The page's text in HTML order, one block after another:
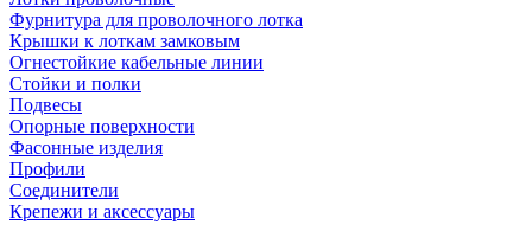
Фурнитура для проволочного лотка
Крышки к лоткам замковым
Огнестойкие кабельные линии
Стойки и полки
Подвесы
Опорные поверхности
Фасонные изделия
Профили
Соединители
Крепежи и аксессуары